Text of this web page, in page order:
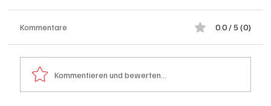
Kommentare 0.0 / 5 (0)
Kommentieren und bewerten...